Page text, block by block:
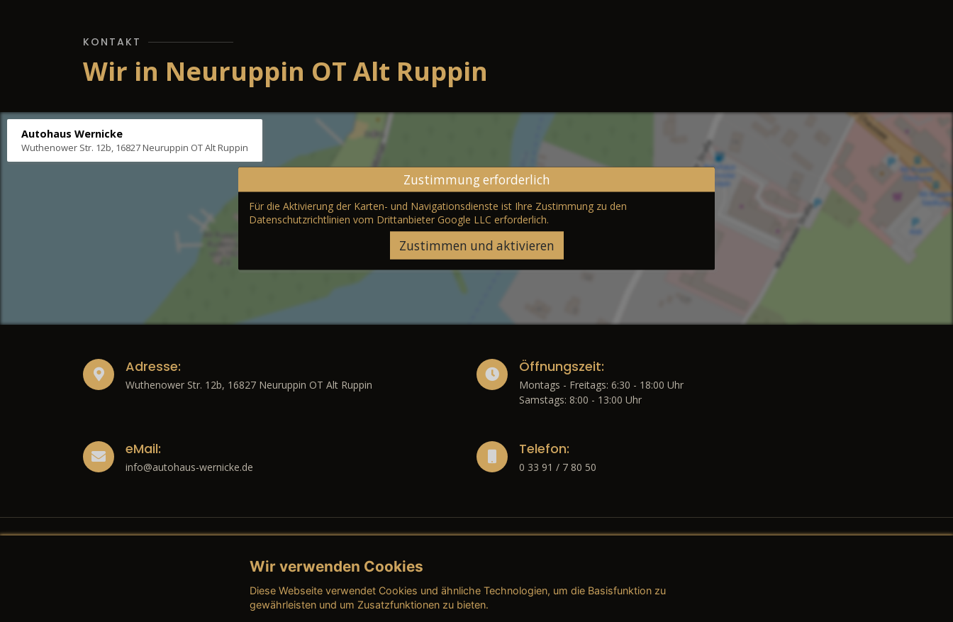
KONTAKT
Wir in Neuruppin OT Alt Ruppin
Autohaus Wernicke
Wuthenower Str. 12b, 16827 Neuruppin OT Alt Ruppin
Zustimmung erforderlich
Für die Aktivierung der Karten- und Navigationsdienste ist Ihre Zustimmung zu den
Datenschutzrichtlinien vom Drittanbieter Google LLC erforderlich.
Zustimmen und aktivieren
Adresse:
Wuthenower Str. 12b, 16827 Neuruppin OT Alt Ruppin
Öffnungszeit:
Montags - Freitags: 6:30 - 18:00 Uhr
Samstags: 8:00 - 13:00 Uhr
eMail:
info@autohaus-wernicke.de
Telefon:
0 33 91 / 7 80 50
Rechtliches
→ Impressum
→ AGB (Neuwagen)
→ AGB (Teile & Zubehör)
Wir verwenden Cookies
Diese Webseite verwendet Cookies und ähnliche Technologien, um die Basisfunktion zu
gewährleisten und um Zusatzfunktionen zu bieten.